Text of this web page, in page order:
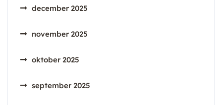
december 2025
november 2025
oktober 2025
september 2025